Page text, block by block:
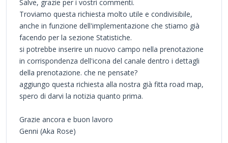
Salve, grazie per i vostri commenti.
Troviamo questa richiesta molto utile e condivisibile,
anche in funzione dell'implementazione che stiamo già
facendo per la sezione Statistiche.
si potrebbe inserire un nuovo campo nella prenotazione
in corrispondenza dell'icona del canale dentro i dettagli
della prenotazione. che ne pensate?
aggiungo questa richiesta alla nostra già fitta road map,
spero di darvi la notizia quanto prima.
Grazie ancora e buon lavoro
Genni (Aka Rose)